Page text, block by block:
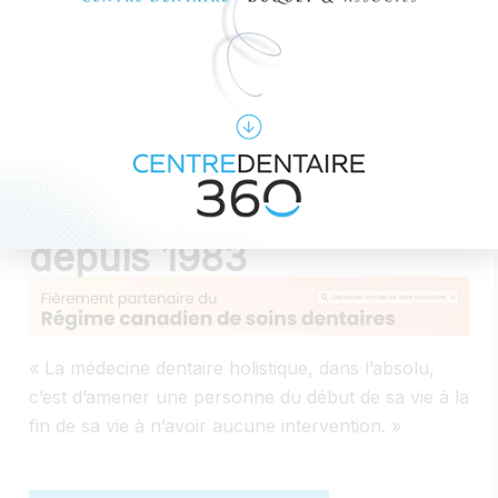
PROMO_POPIN.OPEN_TRIGGER.TEXT
Centre dentaire 360,
une clinique holistique
depuis 1983
« La médecine dentaire holistique, dans l’absolu,
c’est d’amener une personne du début de sa vie à la
fin de sa vie à n’avoir aucune intervention. »